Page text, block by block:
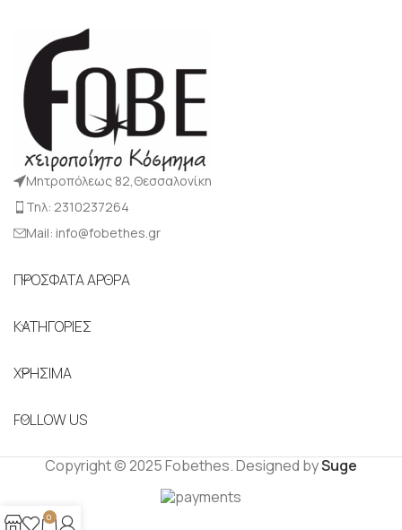
Μητροπόλεως 82,Θεσσαλονίκη
Τηλ: 2310237264
Mail: info@fobethes.gr
ΠΡΟΣΦΑΤΑ ΑΡΘΡΑ
ΚΑΤΗΓΟΡΙΕΣ
ΧΡΗΣΙΜΑ
FOLLOW US
Copyright © 2025 Fobethes. Designed bySuge
0